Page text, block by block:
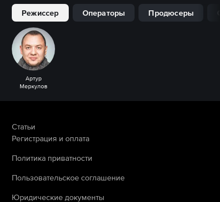
Режиссер Операторы Продюсеры
Артур
Меркулов
Статьи
Регистрация и оплата
Политика приватности
Пользовательское соглашение
Юридические документы